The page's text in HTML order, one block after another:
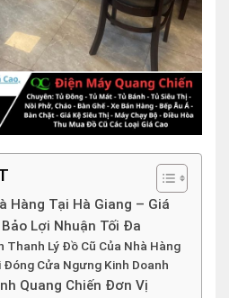
Hàng Tại Hà Giang – Giá
Lợi Nhuận Tối Đa
Thanh Lý Đồ Cũ Của Nhà Hàng
Đóng Cửa Ngưng Kinh Doanh
Quang Chiến Đơn Vị